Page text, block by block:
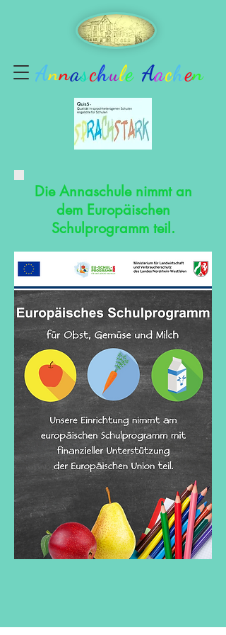
Aachen
Annaschule
Die Annaschule nimmt an
dem Europäischen
Schulprogramm teil.